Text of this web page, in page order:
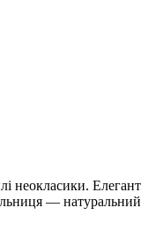
неокласики.
—